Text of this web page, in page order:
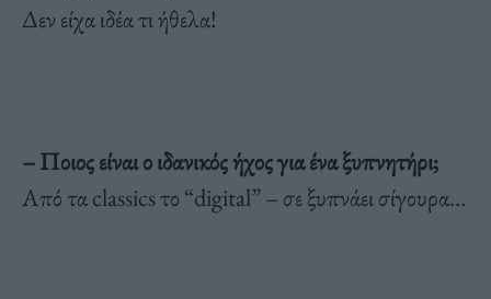
Δεν είχα ιδέα τι ήθελα!
– Ποιος είναι ο ιδανικός ήχος για ένα ξυπνητήρι;
Από τα classics το “digital” – σε ξυπνάει σίγουρα…